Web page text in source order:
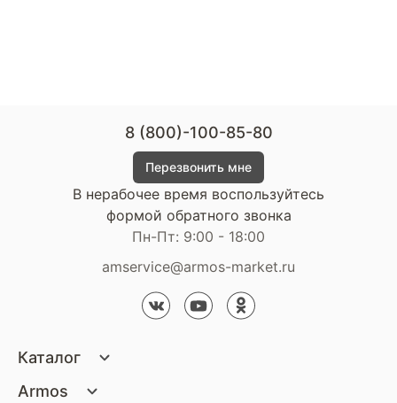
Каталог
Armos
8 (800)-100-85-80
Перезвонить мне
В нерабочее время воспользуйтесь
формой обратного звонка
Пн-Пт: 9:00 - 18:00
amservice@armos-market.ru